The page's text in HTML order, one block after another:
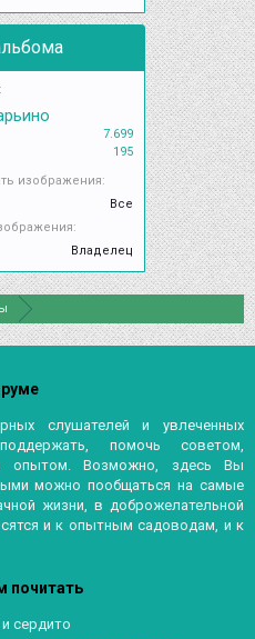
7.699
195
изображения:
Все
Владелец
слушателей и увлеченных
помочь советом,
опытом. Возможно, здесь Вы
можно пообщаться на самые
жизни, в доброжелательной
и к опытным садоводам, и к
почитать
сердито